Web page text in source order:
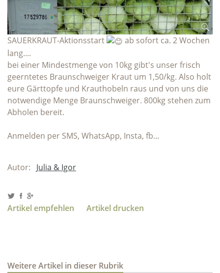
SAUERKRAUT-Aktionsstart
ab sofort ca. 2 Wochen
lang....
bei einer Mindestmenge von 10kg gibt's unser frisch
geerntetes Braunschweiger Kraut um 1,50/kg. Also holt
eure Gärttopfe und Krauthobeln raus und von uns die
notwendige Menge Braunschweiger. 800kg stehen zum
Abholen bereit.
Anmelden per SMS, WhatsApp, Insta, fb...
Autor: Julia & Igor
Artikel empfehlen Artikel drucken
Weitere Artikel in dieser Rubrik